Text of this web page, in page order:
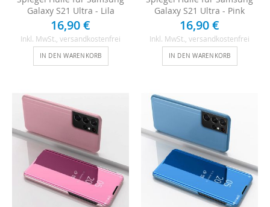
Galaxy S21 Ultra - Lila
16,90 €
Inkl. MwSt. , versandkostenfrei
IN DEN WARENKORB
Galaxy S21 Ultra - Pink
16,90 €
Inkl. MwSt. , versandkostenfrei
IN DEN WARENKORB